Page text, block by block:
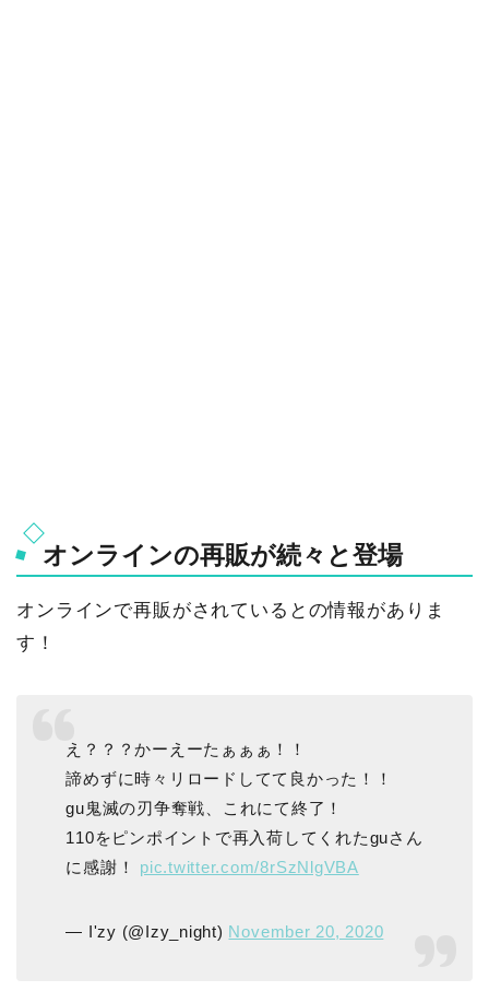
オンラインの再販が続々と登場
オンラインで再販がされているとの情報がありま
す！
え？？？かーえーたぁぁぁ！！
諦めずに時々リロードしてて良かった！！
gu鬼滅の刃争奪戦、これにて終了！
110をピンポイントで再入荷してくれたguさん
に感謝！ pic.twitter.com/8rSzNlgVBA
— I'zy (@Izy_night) November 20, 2020